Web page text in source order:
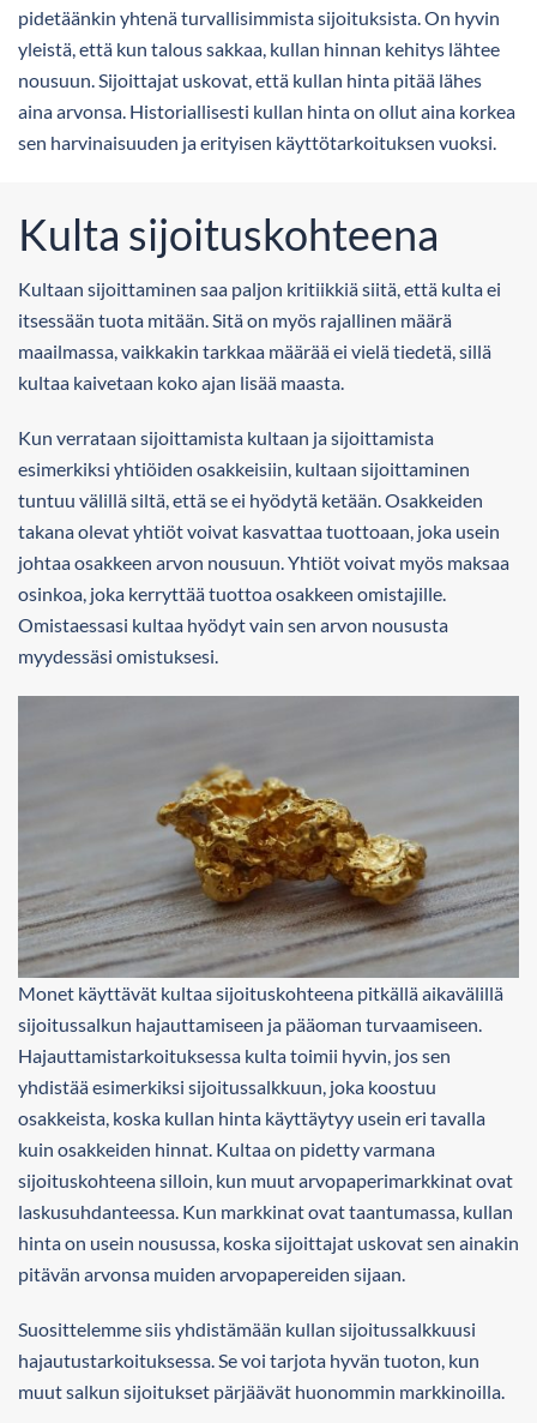
pidetäänkin yhtenä turvallisimmista sijoituksista. On hyvin
yleistä, että kun talous sakkaa, kullan hinnan kehitys lähtee
nousuun. Sijoittajat uskovat, että kullan hinta pitää lähes
aina arvonsa. Historiallisesti kullan hinta on ollut aina korkea
sen harvinaisuuden ja erityisen käyttötarkoituksen vuoksi.
Kulta sijoituskohteena
Kultaan sijoittaminen saa paljon kritiikkiä siitä, että kulta ei
itsessään tuota mitään. Sitä on myös rajallinen määrä
maailmassa, vaikkakin tarkkaa määrää ei vielä tiedetä, sillä
kultaa kaivetaan koko ajan lisää maasta.
Kun verrataan sijoittamista kultaan ja sijoittamista
esimerkiksi yhtiöiden osakkeisiin, kultaan sijoittaminen
tuntuu välillä siltä, että se ei hyödytä ketään. Osakkeiden
takana olevat yhtiöt voivat kasvattaa tuottoaan, joka usein
johtaa osakkeen arvon nousuun. Yhtiöt voivat myös maksaa
osinkoa, joka kerryttää tuottoa osakkeen omistajille.
Omistaessasi kultaa hyödyt vain sen arvon noususta
myydessäsi omistuksesi.
Monet käyttävät kultaa sijoituskohteena pitkällä aikavälillä
sijoitussalkun hajauttamiseen ja pääoman turvaamiseen.
Hajauttamistarkoituksessa kulta toimii hyvin, jos sen
yhdistää esimerkiksi sijoitussalkkuun, joka koostuu
osakkeista, koska kullan hinta käyttäytyy usein eri tavalla
kuin osakkeiden hinnat. Kultaa on pidetty varmana
sijoituskohteena silloin, kun muut arvopaperimarkkinat ovat
laskusuhdanteessa. Kun markkinat ovat taantumassa, kullan
hinta on usein nousussa, koska sijoittajat uskovat sen ainakin
pitävän arvonsa muiden arvopapereiden sijaan.
Suosittelemme siis yhdistämään kullan sijoitussalkkuusi
hajautustarkoituksessa. Se voi tarjota hyvän tuoton, kun
muut salkun sijoitukset pärjäävät huonommin markkinoilla.